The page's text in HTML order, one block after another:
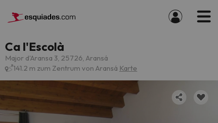
Ca l'Escolà
Major d'Aransa 3, 25726, Aransá
141.2 m zum Zentrum von Aransá Karte